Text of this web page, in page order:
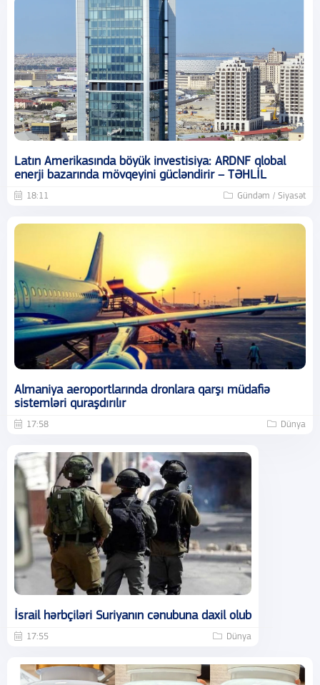
Latın Amerikasında böyük investisiya: ARDNF qlobal
enerji bazarında mövqeyini gücləndirir – TƏHLİL
18:11 Gündəm / Siyasət
Almaniya aeroportlarında dronlara qarşı müdafiə
sistemləri quraşdırılır
17:58 Dünya
İsrail hərbçiləri Suriyanın cənubuna daxil olub
17:55 Dünya